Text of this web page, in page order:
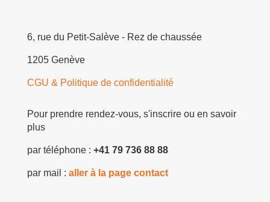
6, rue du Petit-Salève - Rez de chaussée
1205 Genève
CGU & Politique de confidentialité
Pour prendre rendez-vous, s'inscrire ou en savoir
plus
par téléphone : +41 79 736 88 88
par mail : aller à la page contact